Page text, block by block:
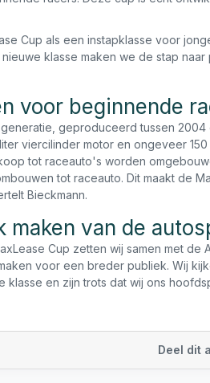
Cup als een instapklasse voor
klasse maken we de stap
voor beginnende
geproduceerd tussen
viercilinder motor en ongeveer
tot raceauto's worden
tot raceauto. Dit maakt de
Bieckmann.
maken van de
Cup zetten wij samen met de
voor een breder publiek. Wij
klasse en zijn trots dat wij ons
Deel dit